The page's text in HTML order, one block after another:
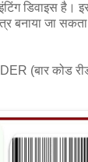
डिवाइस है।
बनाया जा
(बार कोड